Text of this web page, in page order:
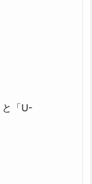
と「U-